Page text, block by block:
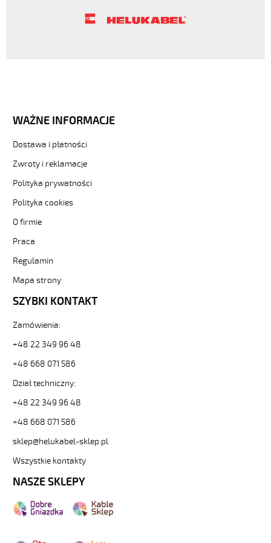
WAŻNE INFORMACJE
Dostawa i płatności
Zwroty i reklamacje
Polityka prywatności
Polityka cookies
O firmie
Praca
Regulamin
Mapa strony
SZYBKI KONTAKT
Zamówienia:
+48 22 349 96 48
+48 668 071 586
Dział techniczny:
+48 22 349 96 48
+48 668 071 586
sklep@helukabel-sklep.pl
Wszystkie kontakty
NASZE SKLEPY